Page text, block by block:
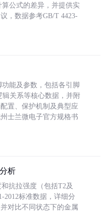
算公式的差异，并提供实
，数据参考GB/T 4423-
能及参数，包括各引脚
关系等核心数据，并附
置、保护机制及典型应
士兰微电子官方规格书
析
抗拉强度（包括T2及
2012标准数据，详细分
对比不同状态下的金属